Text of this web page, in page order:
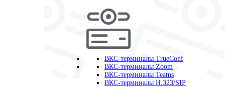
ВКС-терминалы TrueConf
ВКС-терминалы Zoom
ВКС-терминалы Teams
ВКС-терминалы H.323/SIP